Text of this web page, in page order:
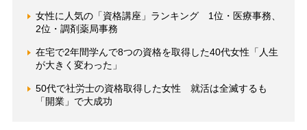
女性に人気の「資格講座」ランキング 1位・医療事務、
2位・調剤薬局事務
在宅で2年間学んで8つの資格を取得した40代女性「人生
が大きく変わった」
50代で社労士の資格取得した女性 就活は全滅するも
「開業」で大成功